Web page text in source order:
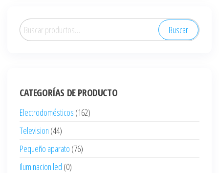
Buscar
por:
Buscar
CATEGORÍAS DE PRODUCTO
Electrodomésticos (162)
Television (44)
Pequeño aparato (76)
Iluminacion led (0)